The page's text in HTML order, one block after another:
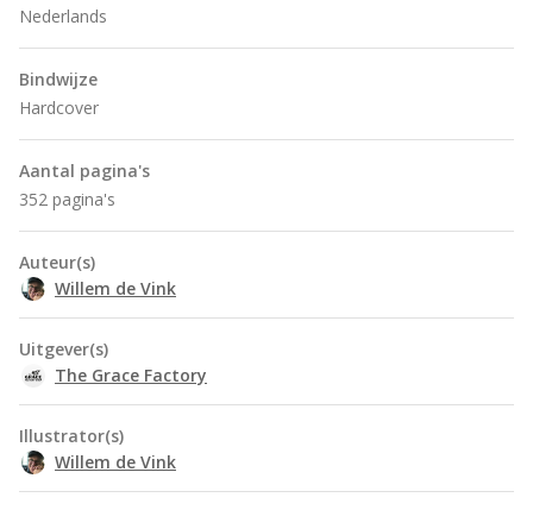
Nederlands
Bindwijze
Hardcover
Aantal pagina's
352 pagina's
Auteur(s)
Willem de Vink
Uitgever(s)
The Grace Factory
Illustrator(s)
Willem de Vink